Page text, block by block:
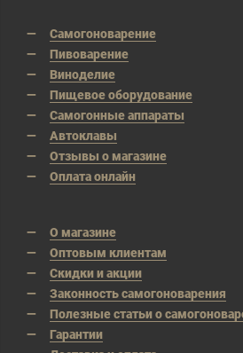
Самогоноварение
Пивоварение
Виноделие
Пищевое оборудование
Самогонные аппараты
Автоклавы
Отзывы о магазине
Оплата онлайн
О магазине
Оптовым клиентам
Скидки и акции
Законность самогоноварения
Полезные статьи о
Гарантии